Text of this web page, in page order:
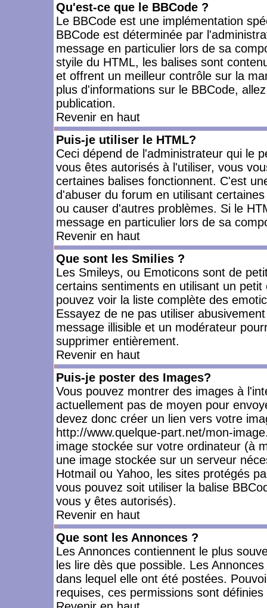
Qu'est-ce que le BBCode ?
Le BBCode est une implémentation
BBCode est déterminée par
message en particulier lors de sa
styile du HTML, les balises sont
et offrent un meilleur contrôle sur la
plus d'informations sur le BBCode,
publication.
Revenir en haut
Puis-je utiliser le HTML?
Ceci dépend de l'administrateur qui le
vous êtes autorisés à l'utiliser, vous
certaines balises fonctionnent. C'est
d'abuser du forum en utilisant
ou causer d'autres problèmes. Si le
message en particulier lors de sa
Revenir en haut
Que sont les Smilies ?
Les Smileys, ou Emoticons sont de
certains sentiments en utilisant un
pouvez voir la liste complète des
Essayez de ne pas utiliser
message illisible et un modérateur
supprimer entièrement.
Revenir en haut
Puis-je poster des Images?
Vous pouvez montrer des images à
actuellement pas de moyen pour
devez donc créer un lien vers votre
http://www.quelque-part.net/mon-
image stockée sur votre ordinateur (à
une image stockée sur un serveur
Hotmail ou Yahoo, les sites protégés
vous pouvez soit utiliser la balise
vous y êtes autorisés).
Revenir en haut
Que sont les Annonces ?
Les Annonces contiennent le plus
les lire dès que possible. Les
dans lequel elle ont été postées.
requises, ces permissions sont